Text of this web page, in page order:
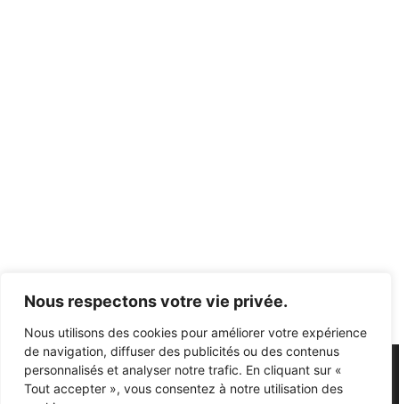
Nous respectons votre vie privée.
Nous utilisons des cookies pour améliorer votre expérience
de navigation, diffuser des publicités ou des contenus
personnalisés et analyser notre trafic. En cliquant sur «
Tout accepter », vous consentez à notre utilisation des